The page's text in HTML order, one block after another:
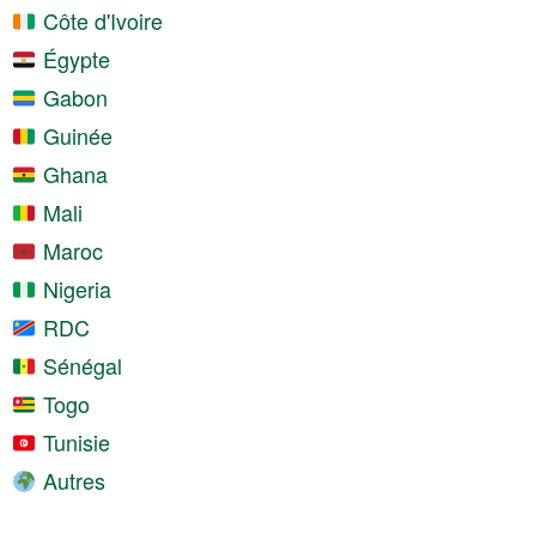
Côte d'Ivoire
Égypte
Gabon
Guinée
Ghana
Mali
Maroc
Nigeria
RDC
Sénégal
Togo
Tunisie
Autres